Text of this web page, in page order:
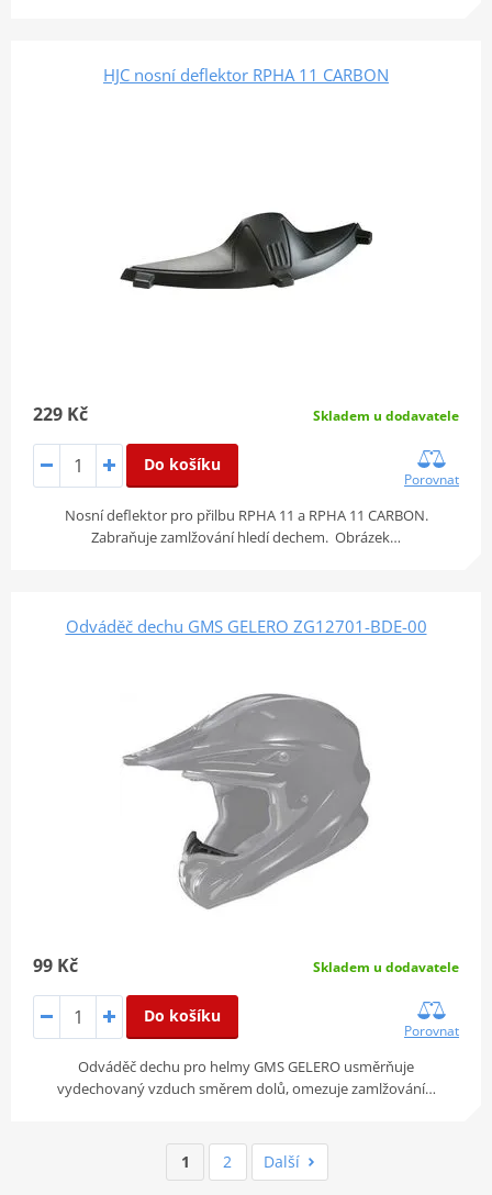
HJC nosní deflektor RPHA 11 CARBON
229 Kč Skladem u dodavatele
Do košíku
Porovnat
Nosní deflektor pro přilbu RPHA 11 a RPHA 11 CARBON.
Zabraňuje zamlžování hledí dechem. Obrázek…
Odváděč dechu GMS GELERO ZG12701-BDE-00
99 Kč Skladem u dodavatele
Do košíku
Porovnat
Odváděč dechu pro helmy GMS GELERO usměrňuje
vydechovaný vzduch směrem dolů, omezuje zamlžování…
1 2 Další